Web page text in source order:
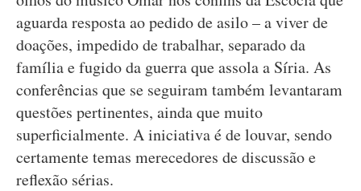
aguarda resposta ao pedido de asilo – a viver de
doações, impedido de trabalhar, separado da
família e fugido da guerra que assola a Síria. As
conferências que se seguiram também levantaram
questões pertinentes, ainda que muito
superficialmente. A iniciativa é de louvar, sendo
certamente temas merecedores de discussão e
reflexão sérias.